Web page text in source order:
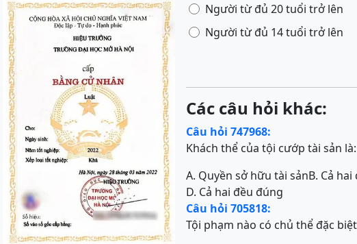
Người từ đủ 20 tuổi trở lên
Người từ đủ 14 tuổi trở lên
Các câu hỏi khác:
Câu hỏi 747968:
Khách thể của tội cướp tài sản là:
A. Quyền sở hữu tài sảnB. Cả hai
D. Cả hai đều đúng
Câu hỏi 705818:
Tội phạm nào có chủ thể đặc biệt